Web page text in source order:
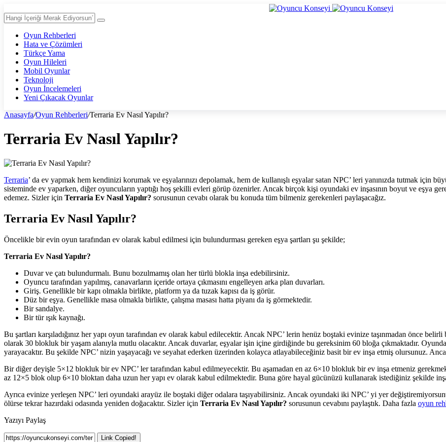
Oyun Rehberleri
Hata ve Çözümleri
Türkçe Yama
Oyun Hileleri
Mobil Oyunlar
Teknoloji
Oyun İncelemeleri
Yeni Çıkacak Oyunlar
Anasayfa/Oyun Rehberleri/Terraria Ev Nasıl Yapılır?
Terraria Ev Nasıl Yapılır?
Terraria’ da ev yapmak hem kendinizi korumak ve eşyalarınızı depolamak, hem de kullanışlı eşyalar satan NPC’ leri yanınızda tutmak için
sisteminde ev yaparken, diğer oyuncuların yaptığı hoş şekilli evleri görüp özenirler. Ancak birçok kişi oyundaki ev inşasının boyut ve eşya
edemez. Sizler için Terraria Ev Nasıl Yapılır? sorusunun cevabı olarak bu konuda tüm bilmeniz gerekenleri paylaşacağız.
Terraria Ev Nasıl Yapılır?
Öncelikle bir evin oyun tarafından ev olarak kabul edilmesi için bulundurması gereken eşya şartları şu şekilde;
Terraria Ev Nasıl Yapılır?
Duvar ve çatı bulundurmalı. Bunu bozulmamış olan her türlü blokla inşa edebilirsiniz.
Oyuncu tarafından yapılmış, canavarların içeride ortaya çıkmasını engelleyen arka plan duvarları.
Giriş. Genellikle bir kapı olmakla birlikte, platform ya da tuzak kapısı da iş görür.
Düz bir eşya. Genellikle masa olmakla birlikte, çalışma masası hatta piyanı da iş görmektedir.
Bir sandalye.
Bir tür ışık kaynağı.
Bu şartları karşıladığınız her yapı oyun tarafından ev olarak kabul edilecektir. Ancak NPC’ lerin henüz boştaki evinize taşınmadan önce
olarak 30 blokluk bir yaşam alanıyla mutlu olacaktır. Ancak duvarlar, eşyalar işin içine girdiğinde bu gereksinim 60 bloğa çıkmaktadır.
yarayacaktır. Bu şekilde NPC’ nizin yaşayacağı ve seyahat ederken üzerinden kolayca atlayabileceğiniz basit bir ev inşa etmiş olursunuz.
Bir diğer deyişle 5×12 blokluk bir ev NPC’ ler tarafından kabul edilmeyecektir. Bu aşamadan en az 6×10 blokluk bir ev inşa etmeniz
az 12×5 blok olup 6×10 bloktan daha uzun her yapı ev olarak kabul edilmektedir. Buna göre hayal gücünüzü kullanarak istediğiniz şekilde
Ayrıca evinize yerleşen NPC’ leri oyundaki arayüz ile boştaki diğer odalara taşıyabilirsiniz. Ancak oyundaki iki NPC’ yi yer
ölürse tekrar hazırdaki odasında yeniden doğacaktır. Sizler için Terraria Ev Nasıl Yapılır? sorusunun cevabını paylaştık. Daha fazla oyun
Yazıyı Paylaş
Link Copied!